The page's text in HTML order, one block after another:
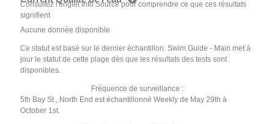
Consultez l'onglet Info Source pour comprendre ce que ces résultats
signifient
Aucune donnée disponible
Ce statut est basé sur le dernier échantillon. Swim Guide - Main met à
jour le statut de cette plage dès que les résultats des tests sont
disponibles.
Fréquence de surveillance :
5th Bay St., North End est échantillonné Weekly de May 29th à
October 1st.